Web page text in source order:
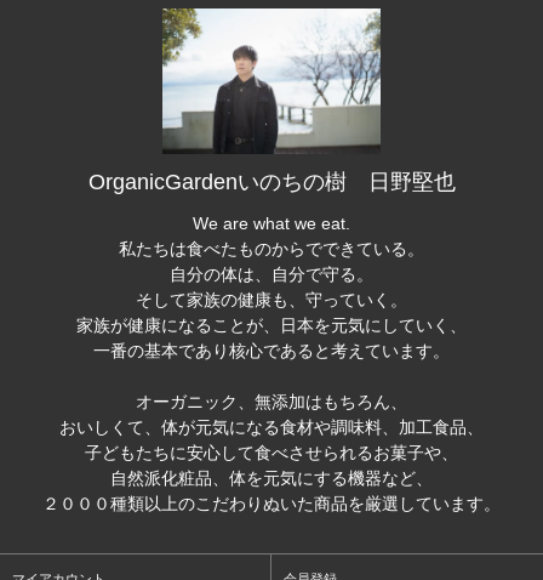
OrganicGardenいのちの樹 日野堅也
We are what we eat.
私たちは食べたものからでできている。
自分の体は、自分で守る。
そして家族の健康も、守っていく。
家族が健康になることが、日本を元気にしていく、
一番の基本であり核心であると考えています。
オーガニック、無添加はもちろん、
おいしくて、体が元気になる食材や調味料、加工食品、
子どもたちに安心して食べさせられるお菓子や、
自然派化粧品、体を元気にする機器など、
２０００種類以上のこだわりぬいた商品を厳選しています。